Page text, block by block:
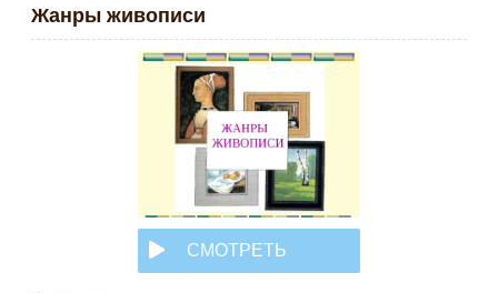
Жанры живописи
СМОТРЕТЬ